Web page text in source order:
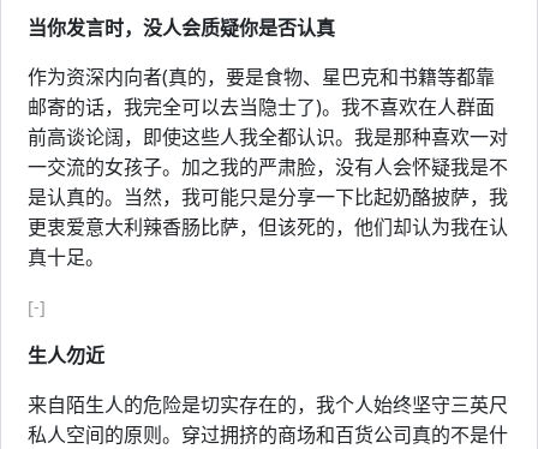
当你发言时，没人会质疑你是否认真
作为资深内向者(真的，要是食物、星巴克和书籍等都靠
邮寄的话，我完全可以去当隐士了)。我不喜欢在人群面
前高谈论阔，即使这些人我全都认识。我是那种喜欢一对
一交流的女孩子。加之我的严肃脸，没有人会怀疑我是不
是认真的。当然，我可能只是分享一下比起奶酪披萨，我
更衷爱意大利辣香肠比萨，但该死的，他们却认为我在认
真十足。
[-]
生人勿近
来自陌生人的危险是切实存在的，我个人始终坚守三英尺
私人空间的原则。穿过拥挤的商场和百货公司真的不是什